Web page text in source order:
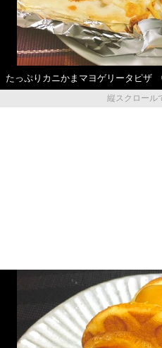
たっぷりカニかまマヨゲリータピザ
縦スクロール